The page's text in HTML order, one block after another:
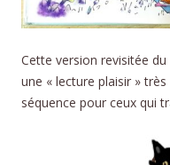
Cette version revisitée du
une « lecture plaisir »
séquence pour ceux qui